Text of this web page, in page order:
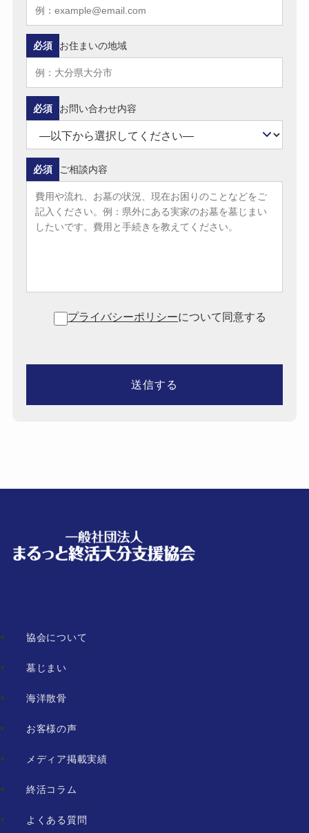
お住まいの地域
必須
お問い合わせ内容
必須
ご相談内容
必須
プライバシーポリシーについて同意する
協会について
墓じまい
海洋散骨
お客様の声
メディア掲載実績
終活コラム
よくある質問